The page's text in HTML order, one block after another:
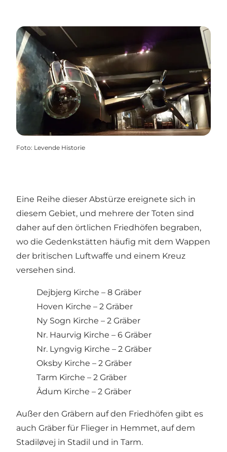
Foto: Levende Historie
Eine Reihe dieser Abstürze ereignete sich in
diesem Gebiet, und mehrere der Toten sind
daher auf den örtlichen Friedhöfen begraben,
wo die Gedenkstätten häufig mit dem Wappen
der britischen Luftwaffe und einem Kreuz
versehen sind.
Dejbjerg Kirche – 8 Gräber
Hoven Kirche – 2 Gräber
Ny Sogn Kirche – 2 Gräber
Nr. Haurvig Kirche – 6 Gräber
Nr. Lyngvig Kirche – 2 Gräber
Oksby Kirche – 2 Gräber
Tarm Kirche – 2 Gräber
Ådum Kirche – 2 Gräber
Außer den Gräbern auf den Friedhöfen gibt es
auch Gräber für Flieger in Hemmet, auf dem
Stadiløvej in Stadil und in Tarm.